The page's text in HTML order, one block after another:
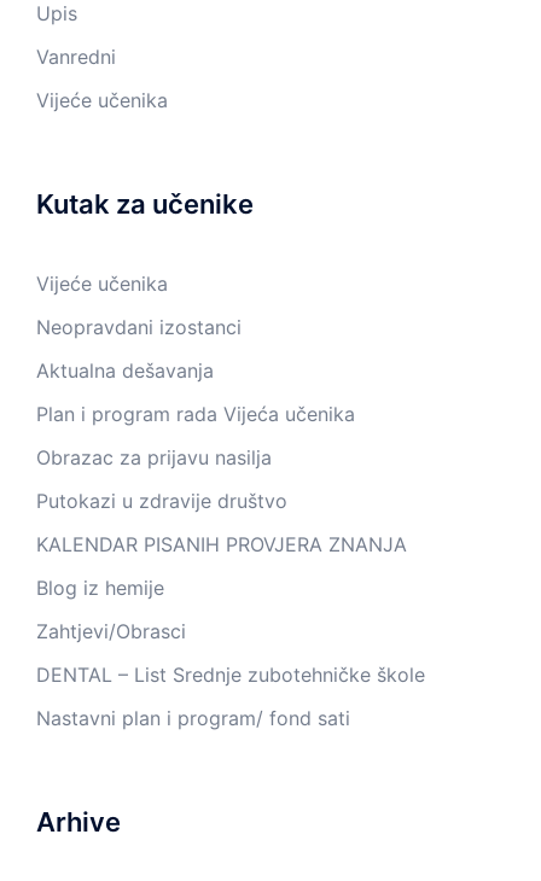
Upis
Vanredni
Vijeće učenika
Kutak za učenike
Vijeće učenika
Neopravdani izostanci
Aktualna dešavanja
Plan i program rada Vijeća učenika
Obrazac za prijavu nasilja
Putokazi u zdravije društvo
KALENDAR PISANIH PROVJERA ZNANJA
Blog iz hemije
Zahtjevi/Obrasci
DENTAL – List Srednje zubotehničke škole
Nastavni plan i program/ fond sati
Arhive